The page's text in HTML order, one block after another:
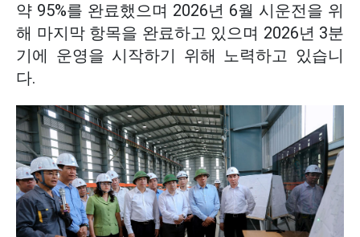
약 95%를 완료했으며 2026년 6월 시운전을 위
해 마지막 항목을 완료하고 있으며 2026년 3분
기에 운영을 시작하기 위해 노력하고 있습니
다.